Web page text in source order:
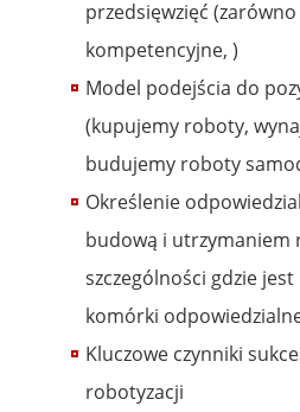
przedsięwzięć
kompetencyjne, )
Model podejścia do
(kupujemy roboty,
budujemy roboty
Określenie
budową i utrzymaniem
szczególności gdzie
komórki
Kluczowe czynniki
robotyzacji